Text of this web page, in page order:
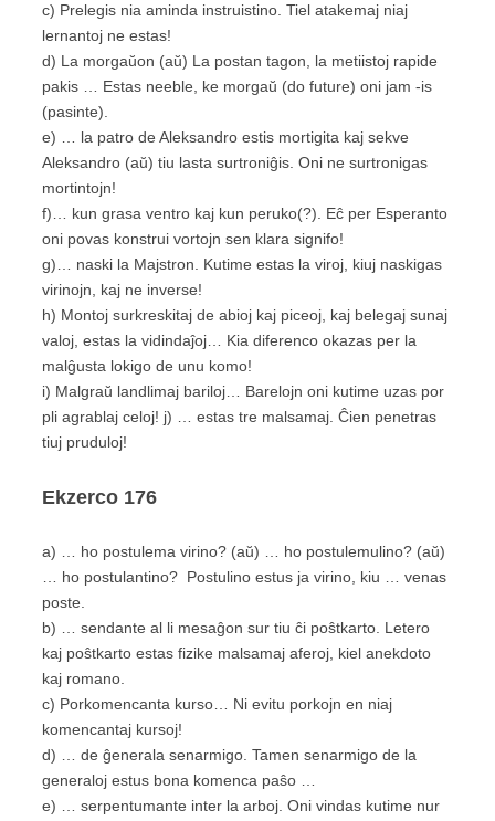
c) Prelegis nia aminda instruistino. Tiel atakemaj niaj
lernantoj ne estas!
d) La morgaŭon (aŭ) La postan tagon, la metiistoj rapide
pakis … Estas neeble, ke morgaŭ (do future) oni jam -is
(pasinte)
e) … la patro de Aleksandro estis mortigita kaj sekve
Aleksandro (aŭ) tiu lasta surtroniĝis. Oni ne surtronigas
mortintojn!
f)… kun grasa ventro kaj kun peruko(?) . Eĉ per Esperanto
oni povas konstrui vortojn sen klara signifo!
g)… naski la Majstron. Kutime estas la viroj, kiuj naskigas
virinojn, kaj ne inverse!
h) Montoj surkreskitaj de abioj kaj piceoj, kaj belegaj sunaj
valoj, estas la vidindaĵoj… Kia diferenco okazas per la
malĝusta lokigo de unu komo!
i) Malgraŭ landlimaj bariloj… Barelojn oni kutime uzas por
pli agrablaj celoj! j) … estas tre malsamaj. Ĉien penetras
tiuj pruduloj!
Ekzerco 176
a) … ho postulema virino? (aŭ) … ho postulemulino? (aŭ)
… ho postulantino? Postulino estus ja virino, kiu … venas
poste.
b) … sendante al li mesaĝon sur tiu ĉi poŝtkarto. Letero
kaj poŝtkarto estas fizike malsamaj aferoj, kiel anekdoto
kaj romano.
c) Porkomencanta kurso… Ni evitu porkojn en niaj
komencantaj kursoj!
d) … de ĝenerala senarmigo. Tamen senarmigo de la
generaloj estus bona komenca paŝo …
e) … serpentumante inter la arboj. Oni vindas kutime nur